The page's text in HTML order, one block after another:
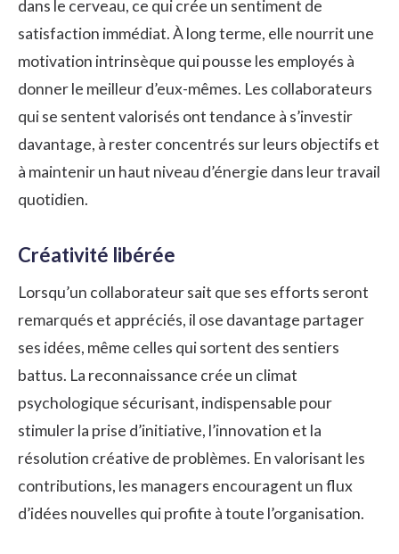
dans le cerveau, ce qui crée un sentiment de
satisfaction immédiat. À long terme, elle nourrit une
motivation intrinsèque qui pousse les employés à
donner le meilleur d’eux-mêmes. Les collaborateurs
qui se sentent valorisés ont tendance à s’investir
davantage, à rester concentrés sur leurs objectifs et
à maintenir un haut niveau d’énergie dans leur travail
quotidien.
Créativité libérée
Lorsqu’un collaborateur sait que ses efforts seront
remarqués et appréciés, il ose davantage partager
ses idées, même celles qui sortent des sentiers
battus. La reconnaissance crée un climat
psychologique sécurisant, indispensable pour
stimuler la prise d’initiative, l’innovation et la
résolution créative de problèmes. En valorisant les
contributions, les managers encouragent un flux
d’idées nouvelles qui profite à toute l’organisation.